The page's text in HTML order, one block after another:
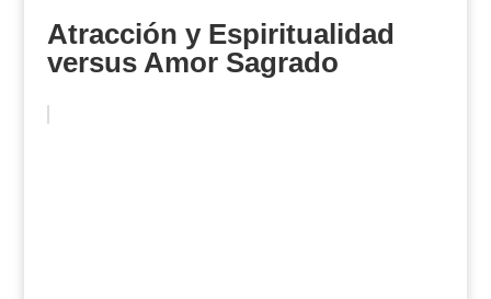
Atracción y Espiritualidad
versus Amor Sagrado